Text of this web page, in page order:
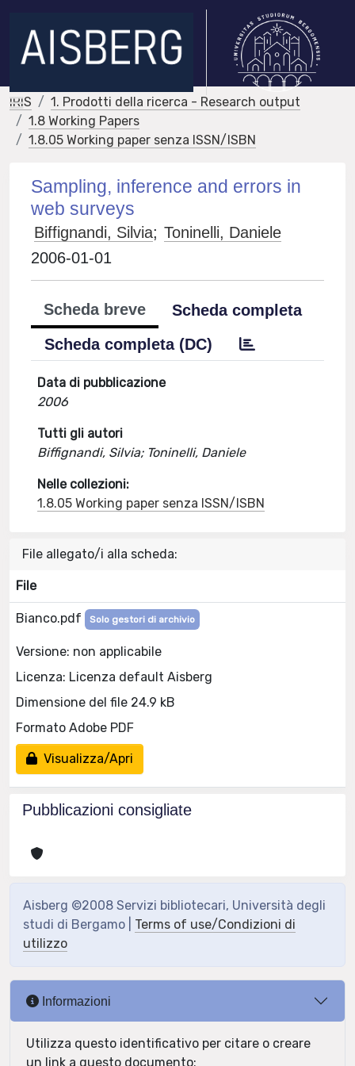
IRIS
1. Prodotti della ricerca - Research output
1.8 Working Papers
1.8.05 Working paper senza ISSN/ISBN
Sampling, inference and errors in
web surveys
Biffignandi, Silvia; Toninelli, Daniele
2006-01-01
Scheda breve
Scheda completa
Scheda completa (DC)
Data di pubblicazione
2006
Tutti gli autori
Biffignandi, Silvia; Toninelli, Daniele
Nelle collezioni:
1.8.05 Working paper senza ISSN/ISBN
File allegato/i alla scheda:
File
Bianco.pdf Solo gestori di archivio
Versione: non applicabile
Licenza: Licenza default Aisberg
Dimensione del file 24.9 kB
Formato Adobe PDF
Visualizza/Apri
Pubblicazioni consigliate
Aisberg ©2008 Servizi bibliotecari, Università degli
studi di Bergamo | Terms of use/Condizioni di
utilizzo
Informazioni
Utilizza questo identificativo per citare o creare
un link a questo documento: